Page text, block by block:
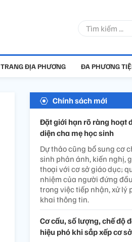
TRANG ĐỊA PHƯƠNG ĐA PHƯƠNG
Chính sách mới
Đặt giới hạn rõ ràng hoạt
diện cha mẹ học sinh
Dự thảo cũng bổ sung cơ
sinh phản ánh, kiến nghị,
thoại với cơ sở giáo dục;
nhiệm của người đứng
trong việc tiếp nhận, xử lý
khai thông tin.
Cơ cấu, số lượng, chế độ
hiệu phó khi sắp xếp cơ